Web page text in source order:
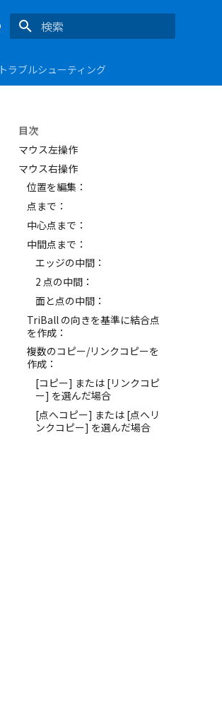
トラブルシューティング
目次
マウス左操作
マウス右操作
位置を編集：
点まで：
中心点まで：
中間点まで：
エッジの中間：
2 点の中間：
面と点の中間：
TriBall の向きを基準に結合点
を作成：
複数のコピー/リンクコピーを
作成：
[コピー] または [リンクコピ
ー] を選んだ場合
[点へコピー] または [点へリ
ンクコピー] を選んだ場合